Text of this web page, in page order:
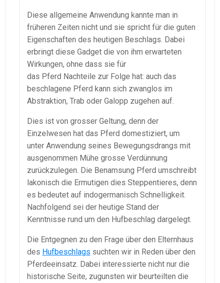
Diese allgemeine Anwendung kannte man in
früheren Zeiten nicht und sie spricht für die guten
Eigenschaften des heutigen Beschlags. Dabei
erbringt diese Gadget die von ihm erwarteten
Wirkungen, ohne dass sie für
das Pferd Nachteile zur Folge hat: auch das
beschlagene Pferd kann sich zwanglos im
Abstraktion, Trab oder Galopp zugehen auf.
Dies ist von grosser Geltung, denn der
Einzelwesen hat das Pferd domestiziert, um
unter Anwendung seines Bewegungsdrangs mit
ausgenommen Mühe grosse Verdünnung
zurückzulegen. Die Benamsung Pferd umschreibt
lakonisch die Ermutigen dies Steppentieres, denn
es bedeutet auf indogermanisch Schnelligkeit.
Nachfolgend sei der heutige Stand der
Kenntnisse rund um den Hufbeschlag dargelegt.
Die Entgegnen zu den Frage über den Elternhaus
des Hufbeschlags suchten wir in Reden über den
Pferdeeinsatz. Dabei interessierte nicht nur die
historische Seite, zugunsten wir beurteilten die